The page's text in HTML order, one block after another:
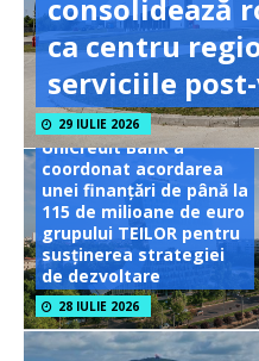
consolidează
ca centru
serviciile
29 IULIE 2026
UniCredit Bank a
coordonat acordarea
unei finanțări de până la
115 de milioane de euro
grupului TEILOR pentru
susținerea strategiei
de dezvoltare
28 IULIE 2026